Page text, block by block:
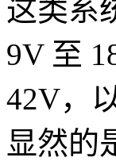
这类系
9V 至
42V，
显然的